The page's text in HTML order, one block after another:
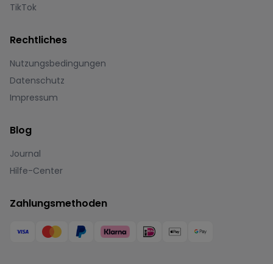
TikTok
Rechtliches
Nutzungsbedingungen
Datenschutz
Impressum
Blog
Journal
Hilfe-Center
Zahlungsmethoden